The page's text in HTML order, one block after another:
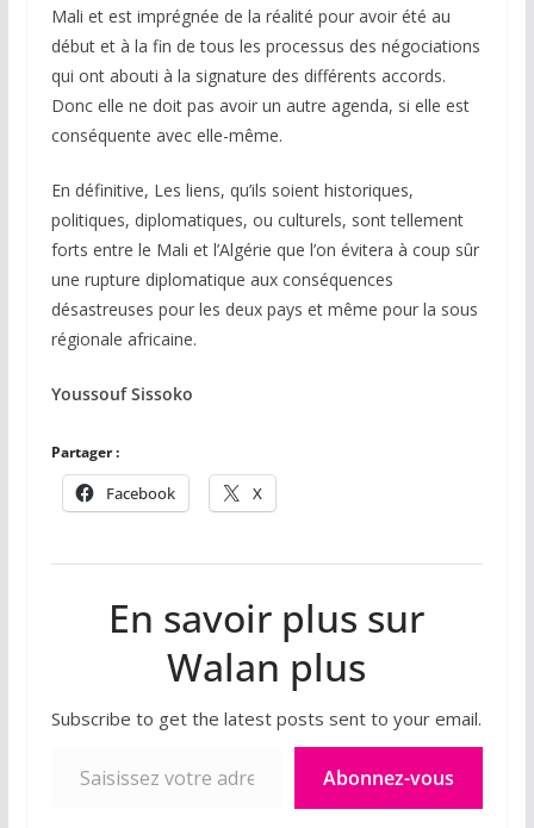
Mali et est imprégnée de la réalité pour avoir été au
début et à la fin de tous les processus des négociations
qui ont abouti à la signature des différents accords.
Donc elle ne doit pas avoir un autre agenda, si elle est
conséquente avec elle-même.
En définitive, Les liens, qu’ils soient historiques,
politiques, diplomatiques, ou culturels, sont tellement
forts entre le Mali et l’Algérie que l’on évitera à coup sûr
une rupture diplomatique aux conséquences
désastreuses pour les deux pays et même pour la sous
régionale africaine.
Youssouf Sissoko
Partager :
Facebook X
En savoir plus sur
Walan plus
Subscribe to get the latest posts sent to your email.
Abonnez-vous